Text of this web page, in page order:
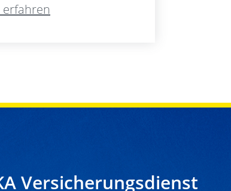
erfahren
Versicherungsdienst